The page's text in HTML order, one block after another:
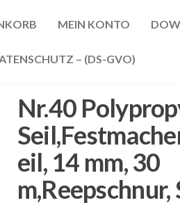
MEIN KONTO
– (DS-GVO)
Nr.40
eil, 14 mm, 30
m,Reepschnur,